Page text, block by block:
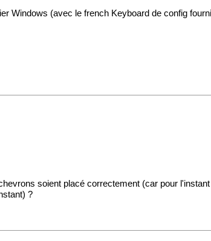
Windows (avec le french Keyboard de config
soient placé correctement (car pour
?